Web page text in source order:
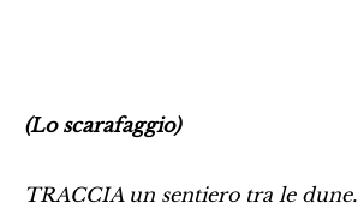
(Lo scarafaggio)
TRACCIA un sentiero tra le dune.